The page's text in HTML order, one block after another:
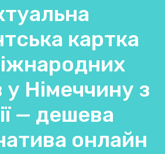
картка
у Німеччину з
— дешева
онлайн